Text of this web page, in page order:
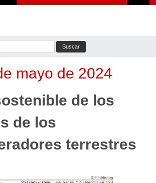
mayo de 2024
de los
de los
terrestres